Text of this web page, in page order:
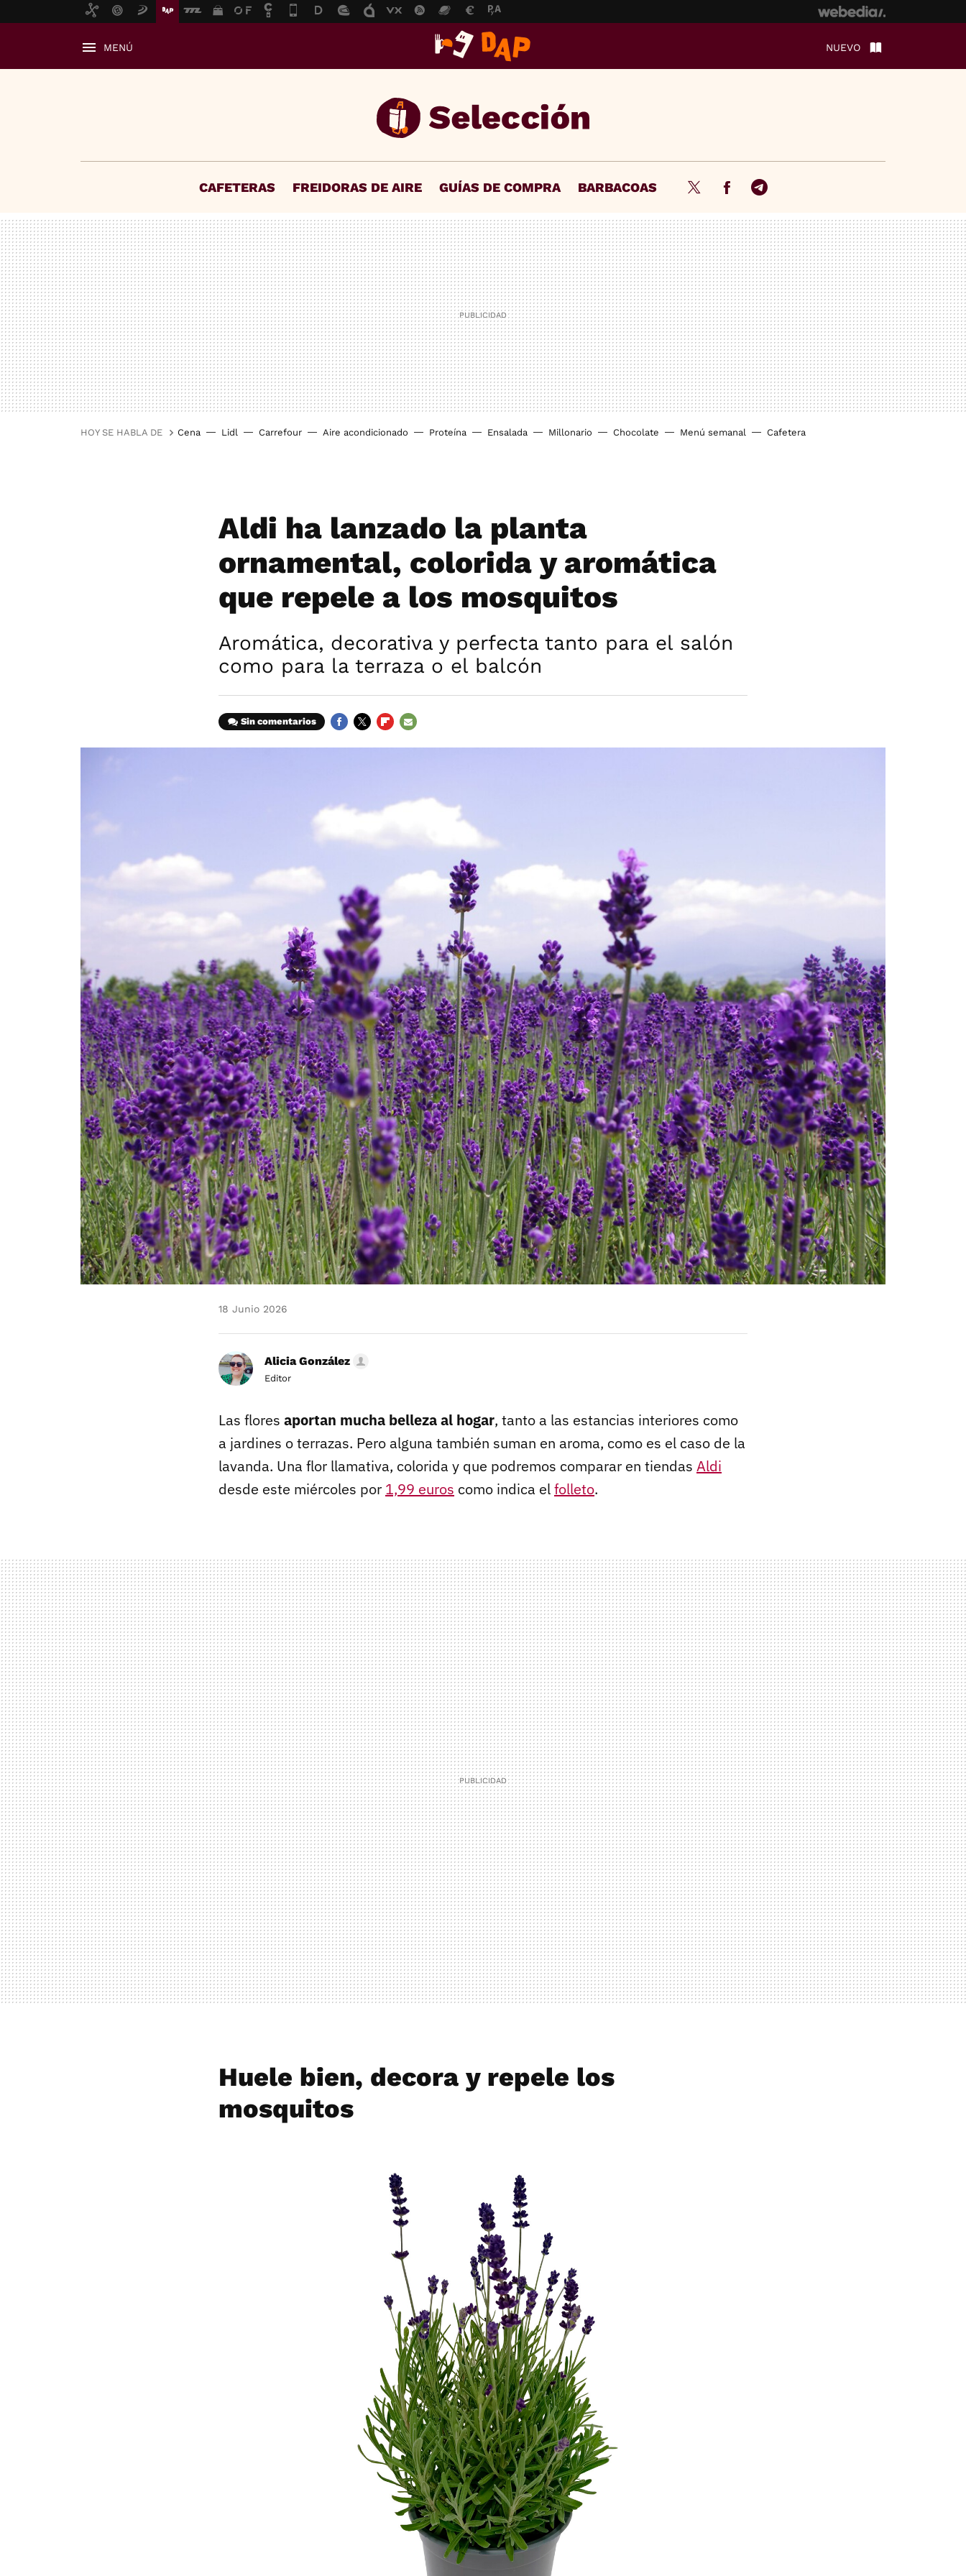
MENÚ NUEVO
CAFETERAS FREIDORAS DE AIRE GUÍAS DE COMPRA BARBACOAS Twitter FacebookTelegram
HOY SE HABLA DE Cena Lidl Carrefour Aire acondicionado Proteína Ensalada Millonario Chocolate Menú semanal Cafetera
Aldi ha lanzado la planta
ornamental, colorida y aromática
que repele a los mosquitos
Aromática, decorativa y perfecta tanto para el salón
como para la terraza o el balcón
Sin comentarios
18 Junio 2026
Alicia González
Editor
Las flores aportan mucha belleza al hogar, tanto a las estancias interiores como
a jardines o terrazas. Pero alguna también suman en aroma, como es el caso de la
lavanda. Una flor llamativa, colorida y que podremos comparar en tiendas Aldi
desde este miércoles por 1,99 euros como indica elfolleto.
Huele bien, decora y repele los
mosquitos